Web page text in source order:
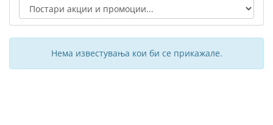
Нема известувања кои би се прикажале.